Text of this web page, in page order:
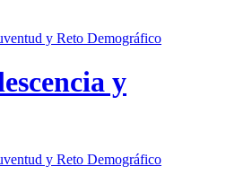
y Reto Demográfico
y
y Reto Demográfico